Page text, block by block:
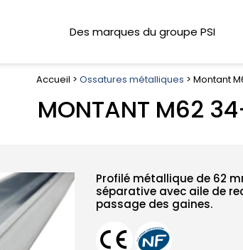
Des marques du groupe PSI
Accueil > Ossatures métalliques > Montant
MONTANT M62
Profilé métallique de 62
séparative avec aile de
passage des gaines.